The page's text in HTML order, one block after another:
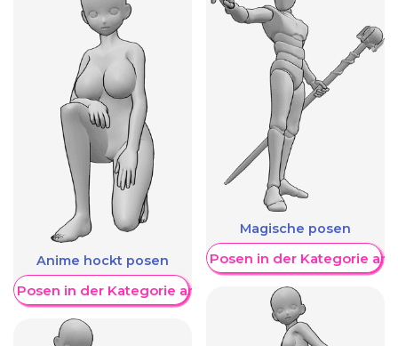
Anime hockt posen
Posen in der Kategorie anzeigen
Magische posen
Weitere Posen in der Kategorie